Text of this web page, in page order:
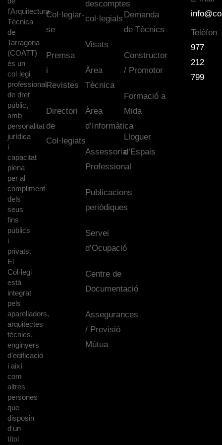
l’Arquitectura
Tècnica
de
Tarragona
(COATT)
és un
col·legi
professional
de dret
públic,
amb
personalitat
jurídica
i
capacitat
plena
per al
compliment
dels
seus
fins
públics
i
privats.
El
Col·legi
està
integrat
pels
aparelladors,
arquitectes
tècnics,
enginyers
d'edificació
i així
com
altres
persones
que
disposin
d'un
títol
Col·legiar-
se
Premsa
i
Revistes
Directori
de
Col·legiats
descomptes
col·legials
Visats
Àrea
Tècnica
Àrea
d’Informàtica
Assessoria
Professional
Publicacions
periòdiques
Servei
d’Ocupació
Centre de
Documentació
Assegurances
/ Previsió
Mútua
Demanda
de Tècnics
Constructor
/ Promotor
Formació a
Mida
Lloguer
d’Espais
Telèfon
977
212
799